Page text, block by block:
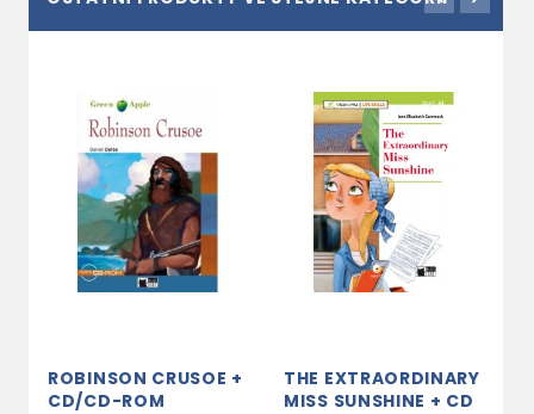
ROBINSON CRUSOE +
CD/CD-ROM
THE EXTRAORDINARY
MISS SUNSHINE + CD